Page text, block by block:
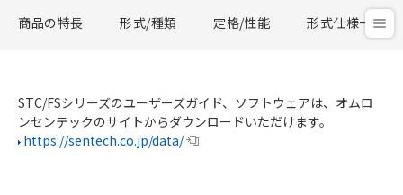
商品の特長 形式/種類 定格/性能 形式仕様一覧
STC/FSシリーズのユーザーズガイド、ソフトウェアは、オムロ
ンセンテックのサイトからダウンロードいただけます。
https://sentech.co.jp/data/